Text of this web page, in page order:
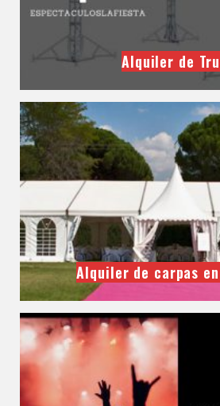
Alquiler de
Alquiler de carpas